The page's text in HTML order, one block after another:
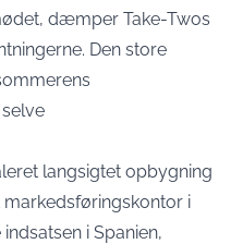
dæmper Take-Twos
Den store
selve
langsigtet opbygning
i
i Spanien,